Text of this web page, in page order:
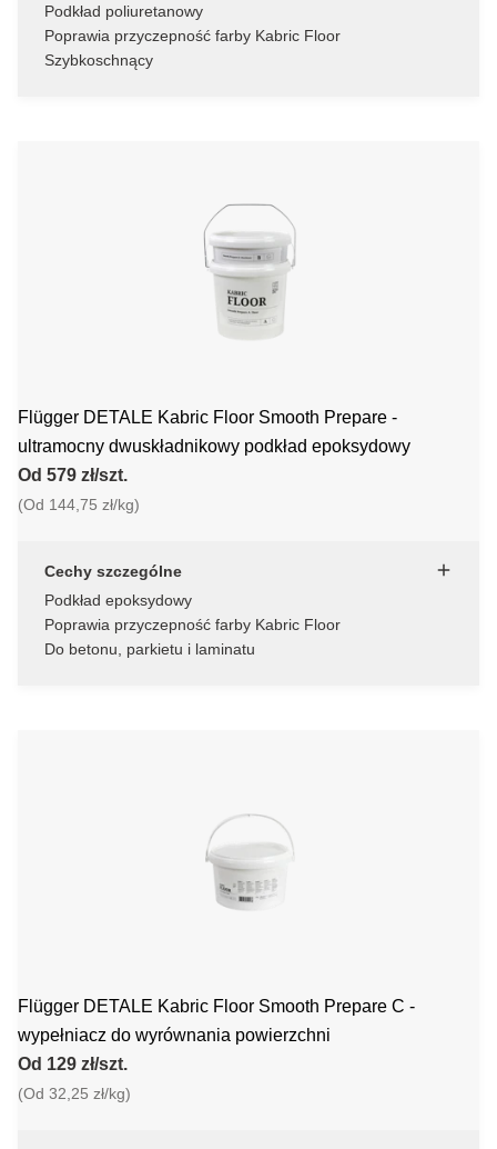
Podkład poliuretanowy
Poprawia przyczepność farby Kabric Floor
Szybkoschnący
Flügger DETALE Kabric Floor Smooth Prepare -
ultramocny dwuskładnikowy podkład epoksydowy
Od 579 zł/szt.
(Od 144,75 zł/kg)
Cechy szczególne
Podkład epoksydowy
Poprawia przyczepność farby Kabric Floor
Do betonu, parkietu i laminatu
Flügger DETALE Kabric Floor Smooth Prepare C -
wypełniacz do wyrównania powierzchni
Od 129 zł/szt.
(Od 32,25 zł/kg)